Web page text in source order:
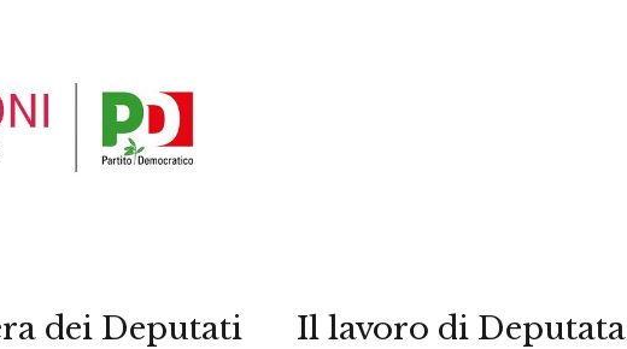
dei Deputati Il lavoro di Deputata